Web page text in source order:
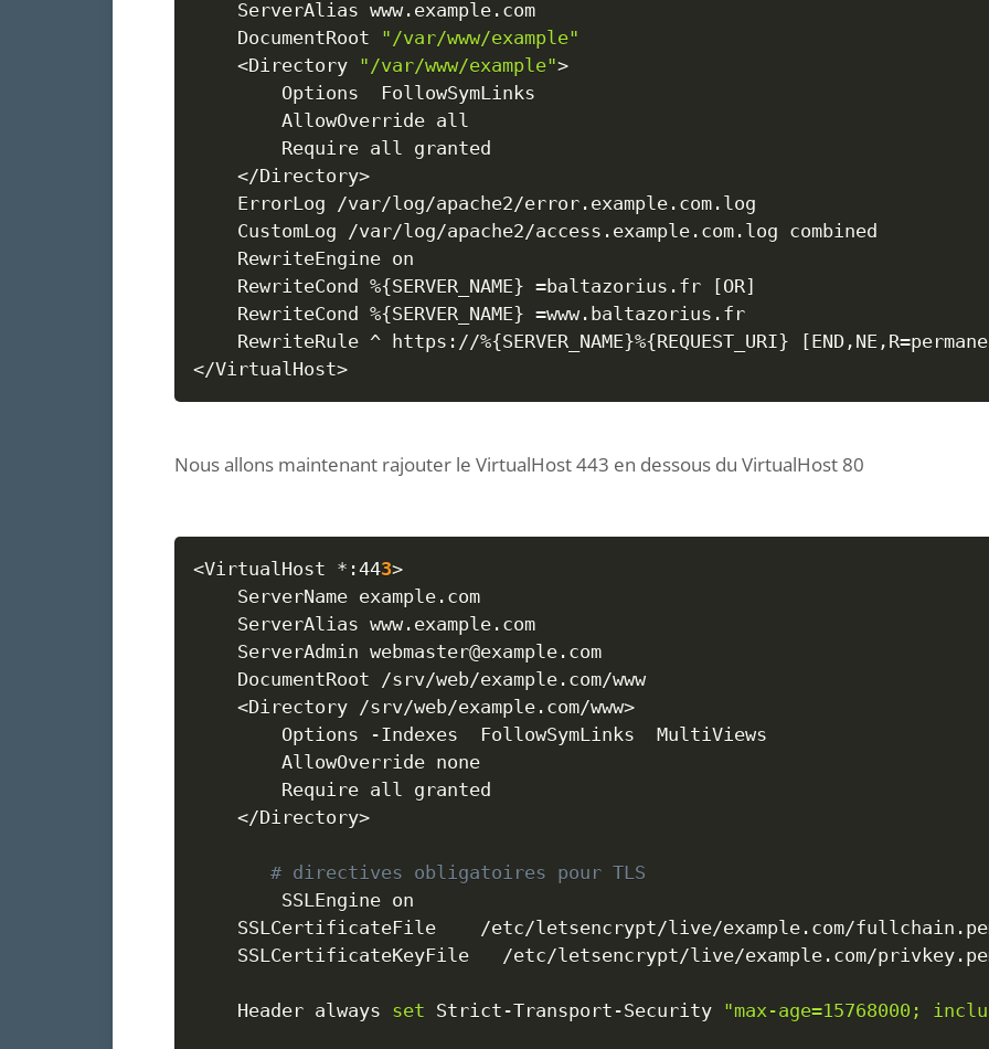
	DocumentRoot
"/var/www/example"
<Directory "/var/www/example">
</Directory>
    RewriteEngine on
    RewriteCond %
{SERVER_NAME} =baltazorius.fr [OR]
    RewriteCond %
{SERVER_NAME} =www.baltazorius.fr
    RewriteRule ^ https://%
{SERVER_NAME}%{REQUEST_URI} [END,NE,R=
</VirtualHost>
Nous allons maintenant rajouter le VirtualHost 443 en dessous du VirtualHost 80
<VirtualHost *:443>
    ServerName example.com
    ServerAlias www.example.com
    ServerAdmin webmaster@example.com
    DocumentRoot /srv/web/example.com/www
<Directory /srv/web/example.com/www>
		Options
-Indexes
  FollowSymLinks  MultiViews
</Directory>
# directives obligatoires pour TLS
	Header always
set Strict-Transport-Security "max-age=15768000;